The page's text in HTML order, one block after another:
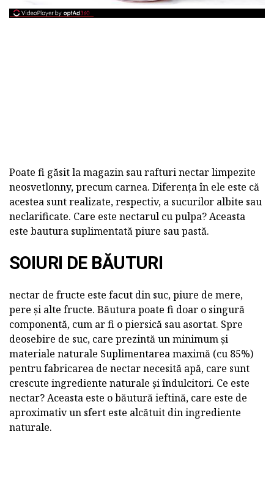
Poate fi găsit la magazin sau rafturi nectar limpezite
neosvetlonny, precum carnea. Diferența în ele este că
acestea sunt realizate, respectiv, a sucurilor albite sau
neclarificate. Care este nectarul cu pulpa? Aceasta
este bautura suplimentată piure sau pastă.
SOIURI DE BĂUTURI
nectar de fructe este facut din suc, piure de mere,
pere și alte fructe. Băutura poate fi doar o singură
componentă, cum ar fi o piersică sau asortat. Spre
deosebire de suc, care prezintă un minimum și
materiale naturale Suplimentarea maximă (cu 85%)
pentru fabricarea de nectar necesită apă, care sunt
crescute ingrediente naturale și îndulcitori. Ce este
nectar? Aceasta este o băutură ieftină, care este de
aproximativ un sfert este alcătuit din ingrediente
naturale.